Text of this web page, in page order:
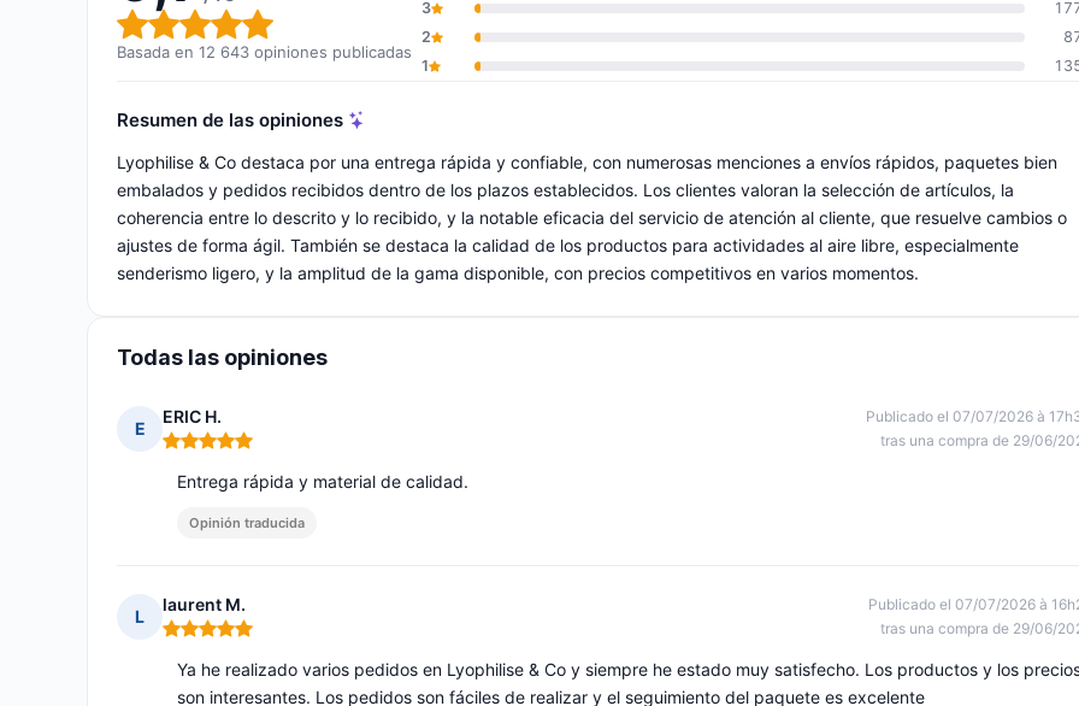
Calificación global: 9,7 de 10
Basada en 12 643 opiniones publicadas
3
2
1
Resumen de las opiniones
Lyophilise & Co destaca por una entrega rápida y confiable, con numerosas menciones a envíos rápidos, paquetes bien
embalados y pedidos recibidos dentro de los plazos establecidos. Los clientes valoran la selección de artículos, la
coherencia entre lo descrito y lo recibido, y la notable eficacia del servicio de atención al cliente, que resuelve cambios o
ajustes de forma ágil. También se destaca la calidad de los productos para actividades al aire libre, especialmente
senderismo ligero, y la amplitud de la gama disponible, con precios competitivos en varios momentos.
Todas las opiniones
E
ERIC H.
Nota: 5 de 5
Publicado el 07/07/2026 à
tras una compra de 29/06/
Entrega rápida y material de calidad.
Opinión traducida
L
laurent M.
Nota: 5 de 5
Publicado el 07/07/2026 à
tras una compra de 29/06/
Ya he realizado varios pedidos en Lyophilise & Co y siempre he estado muy satisfecho. Los productos y los
son interesantes. Los pedidos son fáciles de realizar y el seguimiento del paquete es excelente